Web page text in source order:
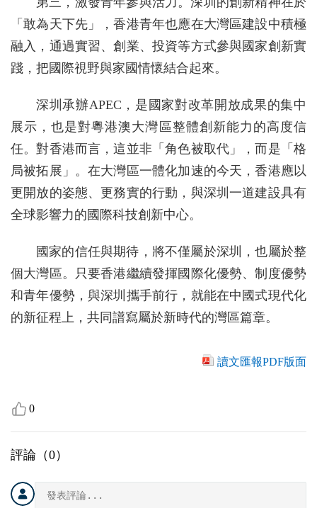
「敢為天下先」，香港青年也應在大灣區建設中積極
融入，通過實習、創業、投資等方式參與國家創新實
踐，把國際視野與家國情懷結合起來。
深圳承辦APEC，是國家對改革開放成果的集中
展示，也是對粵港澳大灣區整體創新能力的高度信
任。對香港而言，這並非「角色被取代」，而是「格
局被拓展」。在大灣區一體化加速的今天，香港應以
更開放的姿態、更務實的行動，與深圳一道建設具有
全球影響力的國際科技創新中心。
國家的信任與期待，將不僅屬於深圳，也屬於整
個大灣區。只要香港繼續發揮國際化優勢、制度優勢
和青年優勢，與深圳攜手前行，就能在中國式現代化
的新征程上，共同譜寫屬於新時代的灣區篇章。
讀文匯報PDF版面
0
評論（0）